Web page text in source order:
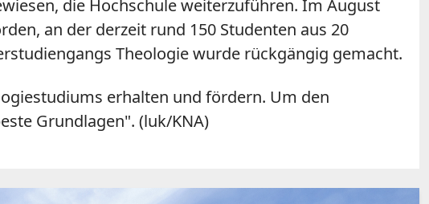
die Hochschule weiterzuführen. Im August
an der derzeit rund 150 Studenten aus 20
Theologie wurde rückgängig gemacht.
erhalten und fördern. Um den
Grundlagen". (luk/KNA)